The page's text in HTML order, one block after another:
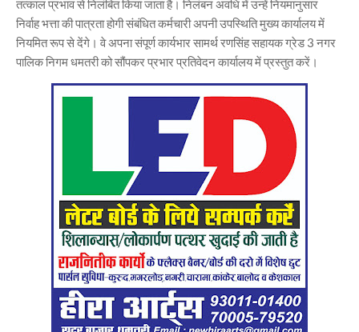
तत्काल प्रभाव से निलंबित किया जाता है। निलंबन अवधि में उन्हें नियमानुसार
निर्वाह भत्ता की पात्रता होगी संबंधित कर्मचारी अपनी उपस्थिति मुख्य कार्यालय में
नियमित रूप से देंगे। वे अपना संपूर्ण कार्यभार सामर्थ रणसिंह सहायक ग्रेड 3 नगर
पालिक निगम धमतरी को सौंपकर प्रभार प्रतिवेदन कार्यालय में प्रस्तुत करें।